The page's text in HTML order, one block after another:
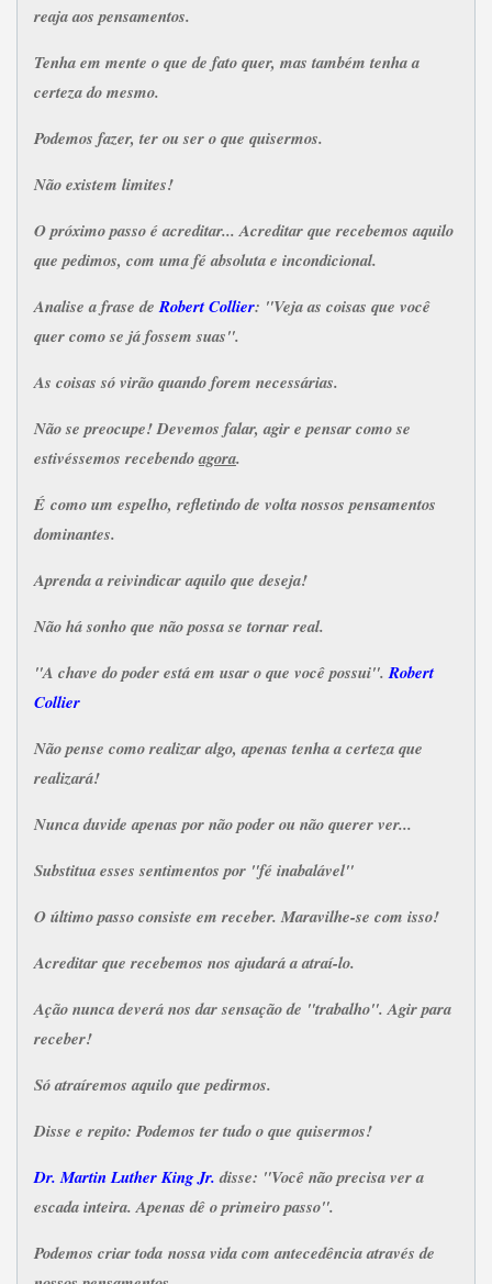
reaja aos pensamentos.
Tenha em mente o que de fato quer, mas também tenha a
certeza do mesmo.
Podemos fazer, ter ou ser o que quisermos.
Não existem limites!
O próximo passo é acreditar... Acreditar que recebemos aquilo
que pedimos, com uma fé absoluta e incondicional.
Analise a frase deRobert Collier: "Veja as coisas que você
quer como se já fossem suas".
As coisas só virão quando forem necessárias.
Não se preocupe! Devemos falar, agir e pensar como se
estivéssemos recebendoagora.
É como um espelho, refletindo de volta nossos pensamentos
dominantes.
Aprenda a reivindicar aquilo que deseja!
Não há sonho que não possa se tornar real.
"A chave do poder está em usar o que você possui".Robert
Collier
Não pense como realizar algo, apenas tenha a certeza que
realizará!
Nunca duvide apenas por não poder ou não querer ver...
Substitua esses sentimentos por "fé inabalável"
O último passo consiste em receber.Maravilhe-se com isso!
Acreditar que recebemos nos ajudará a atraí-lo.
Ação nunca deverá nos dar sensação de "trabalho".Agir para
receber!
Só atraíremos aquilo que pedirmos.
Disse e repito: Podemos ter tudo o que quisermos!
Dr. Martin Luther King Jr.disse: "Você não precisa ver a
escada inteira. Apenas dê o primeiro passo".
Podemos criar toda nossa vida com antecedência através de